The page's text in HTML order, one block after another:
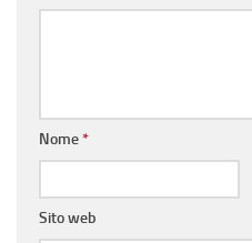
Nome*
Sito web